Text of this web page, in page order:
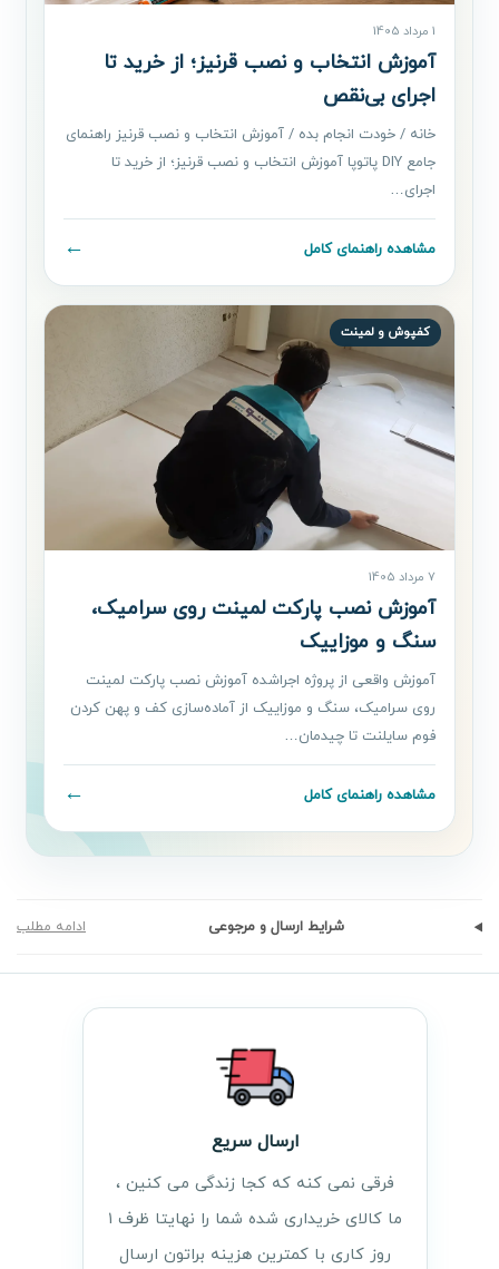
1 مرداد 1405
آموزش انتخاب و نصب قرنیز؛ از خرید تا
اجرای بی‌نقص
خانه / خودت انجام بده / آموزش انتخاب و نصب قرنیز راهنمای
جامع DIY پاتوپا آموزش انتخاب و نصب قرنیز؛ از خرید تا
اجرای…
مشاهده راهنمای کامل ←
کفپوش و لمینت
7 مرداد 1405
آموزش نصب پارکت لمینت روی سرامیک،
سنگ و موزاییک
آموزش واقعی از پروژه اجراشده آموزش نصب پارکت لمینت
روی سرامیک، سنگ و موزاییک از آماده‌سازی کف و پهن کردن
فوم سایلنت تا چیدمان…
مشاهده راهنمای کامل ←
شرایط ارسال و مرجوعی ادامه مطلب
ارسال سریع
فرقی نمی کنه که کجا زندگی می کنین ،
ما کالای خریداری شده شما را نهایتا ظرف ۱
روز کاری با کمترین هزینه براتون ارسال